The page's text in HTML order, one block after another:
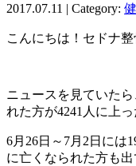
2017.07.11 | Category:
こんにちは！セドナ整
ニュースを見ていた
れた方が4241人に上っ
6月26日～7月2日には
に亡くなられた方も出